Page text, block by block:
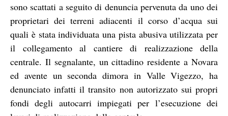
sono scattati a seguito di denuncia pervenuta da uno dei
proprietari dei terreni adiacenti il corso d’acqua sui
quali è stata individuata una pista abusiva utilizzata per
il collegamento al cantiere di realizzazione della
centrale. Il segnalante, un cittadino residente a Novara
ed avente un seconda dimora in Valle Vigezzo, ha
denunciato infatti il transito non autorizzato sui propri
fondi degli autocarri impiegati per l’esecuzione dei